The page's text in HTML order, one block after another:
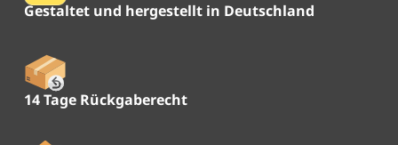
Gestaltet und hergestellt in Deutschland
14 Tage Rückgaberecht